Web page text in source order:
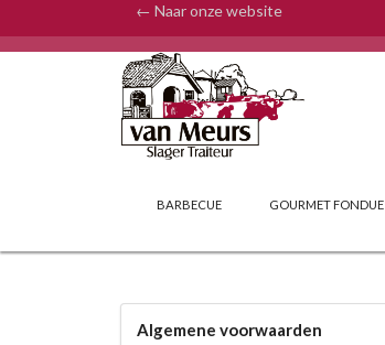
← Naar onze website
BARBECUE GOURMET FONDUE
Algemene voorwaarden